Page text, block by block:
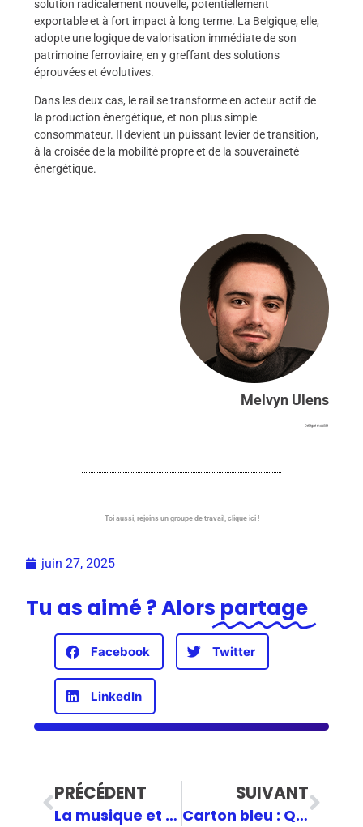
solution radicalement nouvelle, potentiellement
exportable et à fort impact à long terme. La Belgique, elle,
adopte une logique de valorisation immédiate de son
patrimoine ferroviaire, en y greffant des solutions
éprouvées et évolutives.
Dans les deux cas, le rail se transforme en acteur actif de
la production énergétique, et non plus simple
consommateur. Il devient un puissant levier de transition,
à la croisée de la mobilité propre et de la souveraineté
énergétique.
Melvyn Ulens
Délégué mobilité
Toi aussi, rejoins un groupe de travail, clique ici !
juin 27, 2025
Tu as aimé ? Alors partage
Facebook Twitter
LinkedIn
PRÉCÉDENT
La musique et la politique : une histoire d’amour ?
SUIVANT
Carton bleu : Quand la gauche défend l’immobilisme ! Quel avenir veulent-ils pour les jeunes?